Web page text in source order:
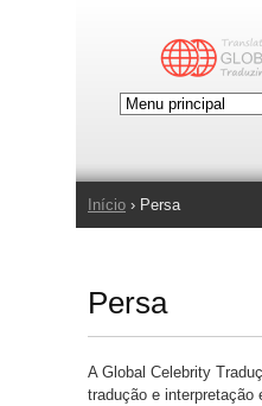
Você está
Início › Persa
Persa
A Global Celebrity
tradução e interpretação